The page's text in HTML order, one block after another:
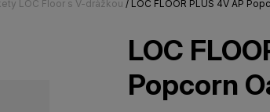
LOC Floor s V-drážkou / LOC FLOOR PLUS 4V AP
LOC
Popcorn